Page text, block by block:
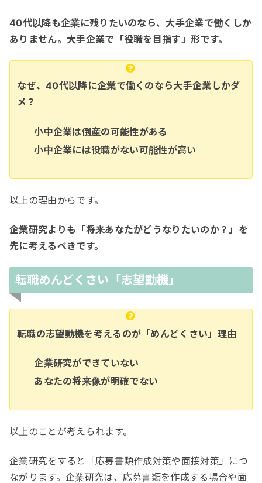
40代以降も企業に残りたいのなら、大手企業で働くしか
ありません。大手企業で「役職を目指す」形です。
なぜ、40代以降に企業で働くのなら大手企業しかダ
メ？
小中企業は倒産の可能性がある
小中企業には役職がない可能性が高い
以上の理由からです。
企業研究よりも「将来あなたがどうなりたいのか？」を
先に考えるべきです。
転職めんどくさい「志望動機」
転職の志望動機を考えるのが「めんどくさい」理由
企業研究ができていない
あなたの将来像が明確でない
以上のことが考えられます。
企業研究をすると「応募書類作成対策や面接対策」につ
ながります。企業研究は、応募書類を作成する場合や面